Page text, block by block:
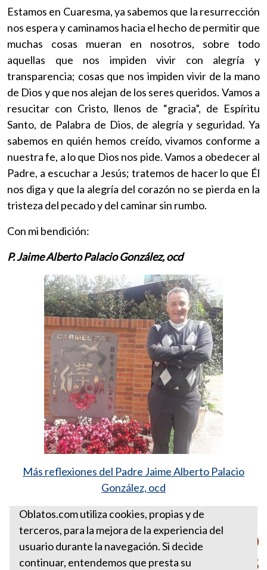
Estamos en Cuaresma, ya sabemos que la resurrección
nos espera y caminamos hacia el hecho de permitir que
muchas cosas mueran en nosotros, sobre todo
aquellas que nos impiden vivir con alegría y
transparencia; cosas que nos impiden vivir de la mano
de Dios y que nos alejan de los seres queridos. Vamos a
resucitar con Cristo, llenos de “gracia”, de Espíritu
Santo, de Palabra de Dios, de alegría y seguridad. Ya
sabemos en quién hemos creído, vivamos conforme a
nuestra fe, a lo que Dios nos pide. Vamos a obedecer al
Padre, a escuchar a Jesús; tratemos de hacer lo que Él
nos diga y que la alegría del corazón no se pierda en la
tristeza del pecado y del caminar sin rumbo.
Con mi bendición:
P. Jaime Alberto Palacio González, ocd
Más reflexiones del Padre Jaime Alberto Palacio
González, ocd
Fuente:http://ow.ly/4XYD30moXKZ
PARA ESTA SEMANA FEBRERO
25 DE 2018
Oblatos.com utiliza cookies, propias y de
terceros, para la mejora de la experiencia del
usuario durante la navegación. Si decide
continuar, entendemos que presta su